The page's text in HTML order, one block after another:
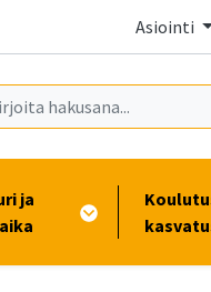
Asiointi
ja